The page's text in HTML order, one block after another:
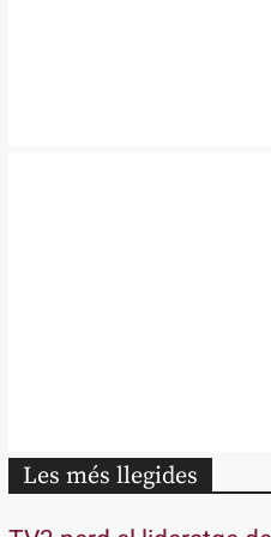
Les més llegides